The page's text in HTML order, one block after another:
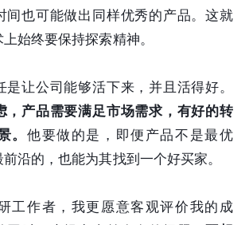
间也可能做出同样优秀的产品。这就
始终要保持探索精神。
是让公司能够活下来，并且活得好。
，产品需要满足市场需求，有好的转
。 他要做的是，即便产品不是最优
沿的，也能为其找到一个好买家。
工作者，我更愿意客观评价我的成